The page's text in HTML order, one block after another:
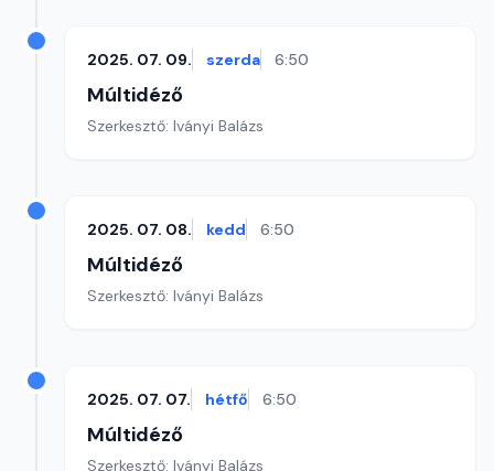
2025. 07. 09. szerda 6:50
Múltidéző
Szerkesztő: Iványi Balázs
2025. 07. 08. kedd 6:50
Múltidéző
Szerkesztő: Iványi Balázs
2025. 07. 07. hétfő 6:50
Múltidéző
Szerkesztő: Iványi Balázs